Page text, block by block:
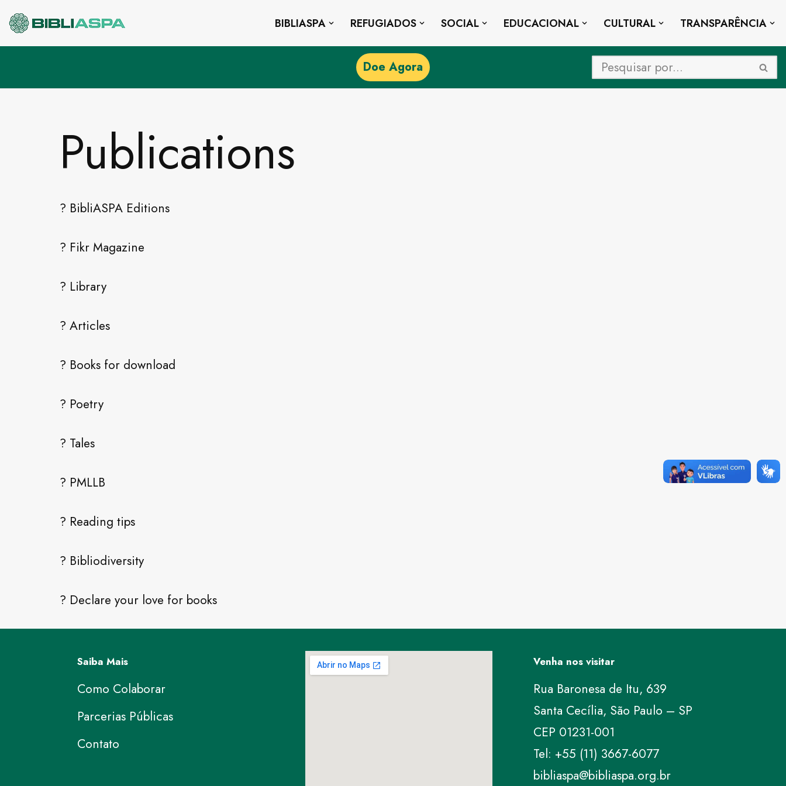
Pular
BIBLIASPA REFUGIADOS SOCIAL EDUCACIONAL CULTURAL TRANSPARÊNCIA
Doe Agora
Publications
? BibliASPA Editions
? Fikr Magazine
? Library
? Articles
? Books for download
? Poetry
? Tales
? PMLLB
? Reading tips
? Bibliodiversity
? Declare your love for books
Saiba Mais
Como Colaborar
Parcerias Públicas
Contato
Venha nos visitar
Rua Baronesa de Itu, 639
Santa Cecília, São Paulo – SP
CEP 01231-001
Tel: +55 (11) 3667-6077
bibliaspa@bibliaspa.org.br